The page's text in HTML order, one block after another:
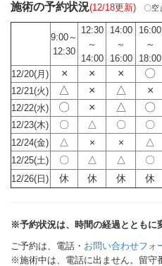
施術の予約状況(12/18更新) 〇
9:00～
12:30
12:30
～
14:00
14:00
～
16:00
16:00
～
18:00
12/20(月)
× × × 〇
12/21(火) △ × △ ×
12/22(水) 〇 × △ 〇
12/23(木) 〇 △ 〇 〇
12/24(金) △ × × △
12/25(土) 〇 △ △ 〇
12/26(日) 休 休 休 休
※予約状況は、時間の経過とともに
ご予約は、電話・ お問い合わせフォ
※施術中は、電話に出ません。留守